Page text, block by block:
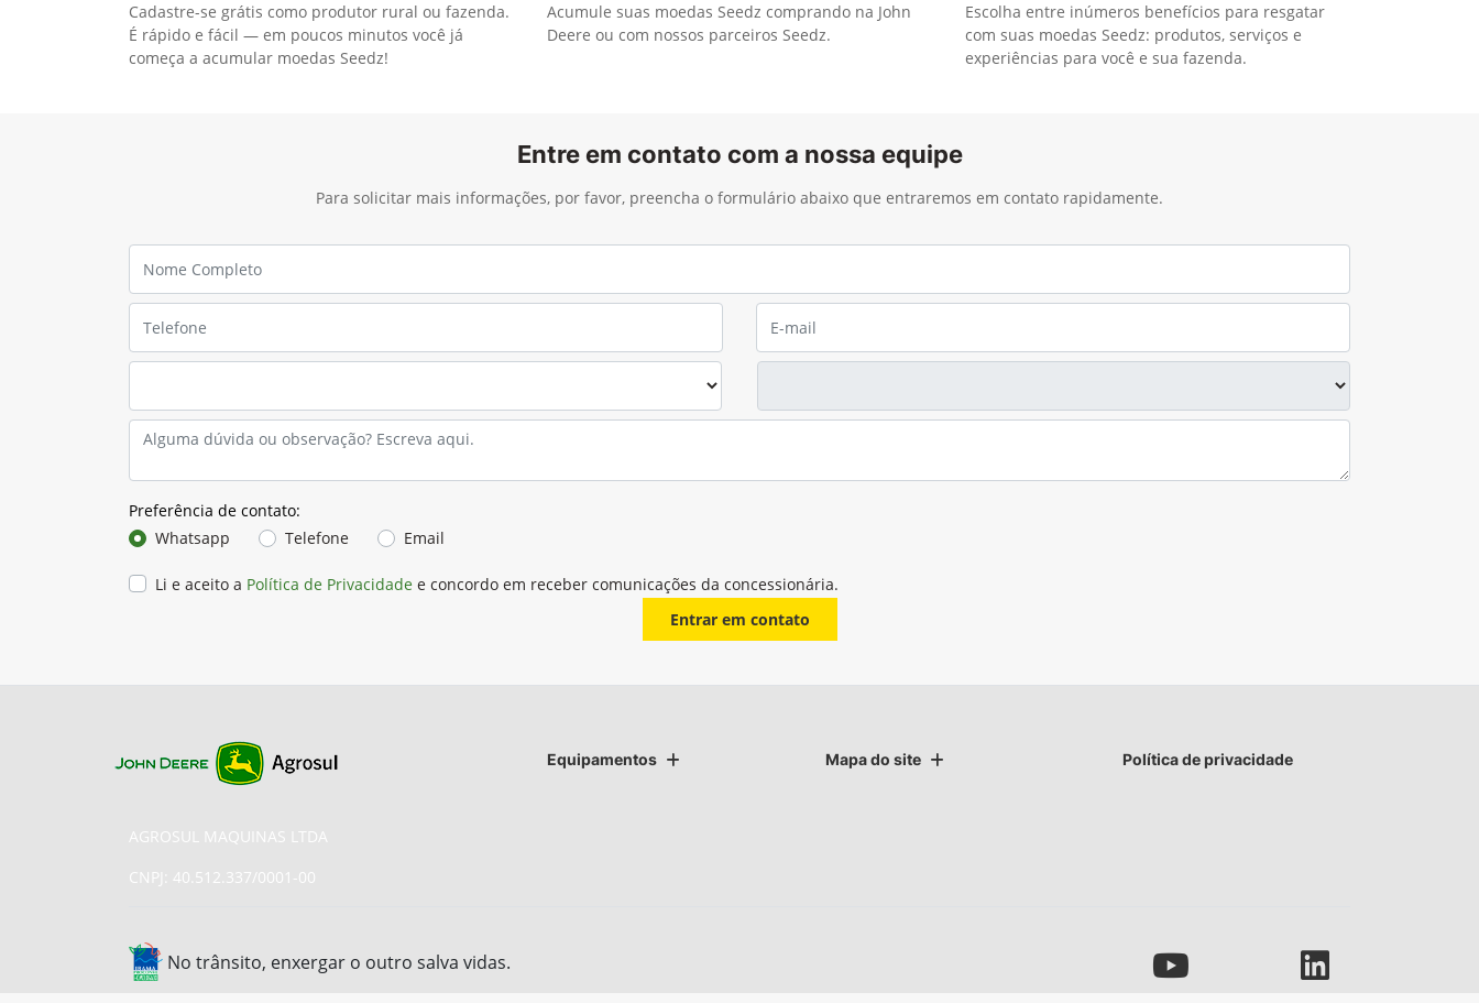
Cadastre-se grátis como produtor rural ou fazenda.
É rápido e fácil — em poucos minutos você já
começa a acumular moedas Seedz!
Acumule suas moedas Seedz comprando na John
Deere ou com nossos parceiros Seedz.
Escolha entre inúmeros benefícios para resgatar
com suas moedas Seedz: produtos, serviços e
experiências para você e sua fazenda.
Entre em contato com a nossa equipe
Para solicitar mais informações, por favor, preencha o formulário abaixo que entraremos em contato rapidamente.
Preferência de contato:
Whatsapp
Telefone Email
Li e aceito a Política de Privacidade e concordo em receber comunicações da concessionária.
Entrar em contato
Equipamentos Mapa do site Política de privacidade
AGROSUL MAQUINAS LTDA
CNPJ: 40.512.337/0001-00
No trânsito, enxergar o outro salva vidas.